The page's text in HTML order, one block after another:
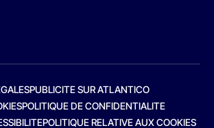
PUBLICITE SUR ATLANTICO
POLITIQUE DE CONFIDENTIALITE
POLITIQUE RELATIVE AUX COOKIES